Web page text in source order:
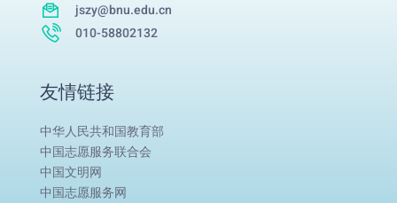
jszy@bnu.edu.cn
010-58802132
友情链接
中华人民共和国教育部
中国志愿服务联合会
中国文明网
中国志愿服务网